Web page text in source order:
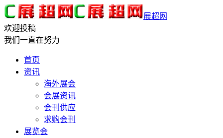
展超网
欢迎投稿
我们一直在努力
首页
资讯
海外展会
会展资讯
会刊供应
求购会刊
展览会